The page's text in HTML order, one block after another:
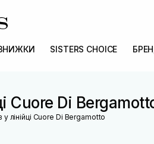
ЗНИЖКИ SISTERS CHOICE
Cuore Di
у лінійці Cuore Di Bergamotto